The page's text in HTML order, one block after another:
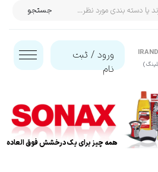
ورود / ثبت
نام
جستجو
همه چیز برای یک درخشش فوق العاده